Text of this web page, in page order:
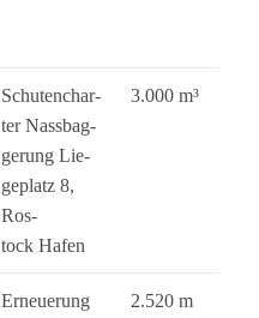
Schu­ten­char­
ter Nass­bag­
ge­rung Lie­
ge­platz 8,
Ros­
tock Hafen
3.000 m³
Erneue­rung
2.520 m